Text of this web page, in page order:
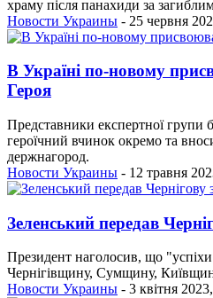
храму після панахиди за
Новости Украины - 25 червня
В Україні по-новому
Героя
Представники експертної групи
героїчний вчинок окремо та
держнагород.
Новости Украины - 12 травня
Зеленський передав
Президент наголосив, що
Чернігівщину, Сумщину,
Новости Украины - 3 квітня